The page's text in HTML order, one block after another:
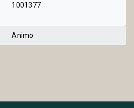
1001377
Animo